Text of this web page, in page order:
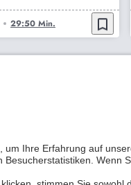
29:50 Min. bookmark_border